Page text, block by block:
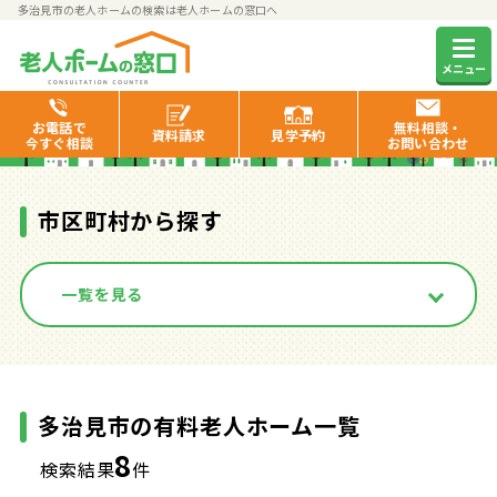
多治見市の老人ホームの検索は老人ホームの窓口へ
メニュー
お電話で
今すぐ相談
資料請求 見学予約
無料相談・
お問い合わせ
多治見市の有料老人ホーム一覧
市区町村から探す
一覧を見る
多治見市の有料老人ホーム一覧
検索結果8件